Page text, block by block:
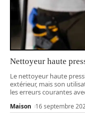
Nettoyeur haute
Le nettoyeur haute
extérieur, mais son
les erreurs courantes
Maison 16 septembre